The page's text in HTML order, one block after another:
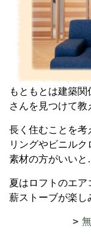
もともとは建築
さんを見つけて教
長く住むことを考
リングやビニル
素材の方がいいと
夏はロフトのエア
薪ストーブが楽し